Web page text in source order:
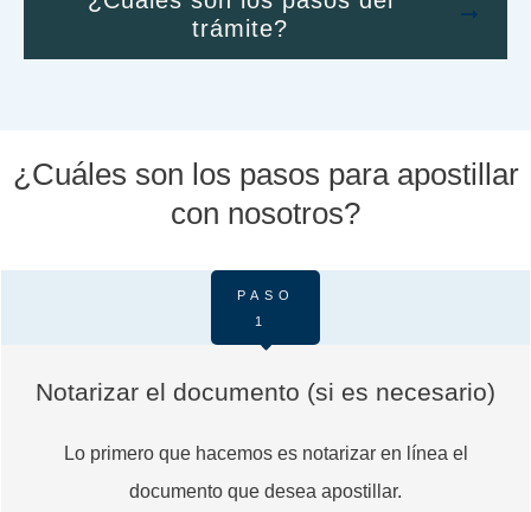
trámite?
¿Cuáles son los pasos para apostillar
con nosotros?
PASO
1
Notarizar el documento (si es necesario)
Lo primero que hacemos es notarizar en línea el
documento que desea apostillar.